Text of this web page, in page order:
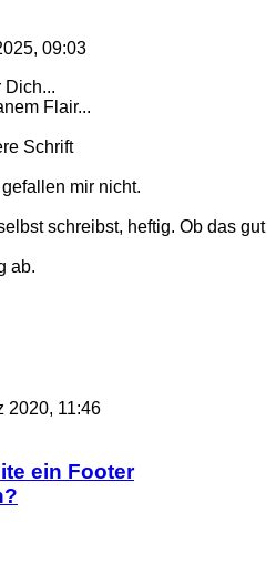
09:03
Dich...
Flair...
Schrift
mir nicht.
schreibst, heftig. Ob das gut
ab.
2020, 11:46
ein Footer